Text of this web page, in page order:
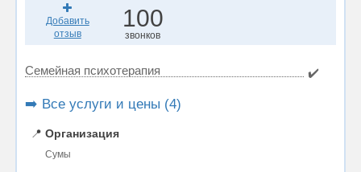
Добавить
отзыв
100
звонков
Семейная психотерапия ✔️
➡️ Все услуги и цены (4)
📍 Организация
Сумы